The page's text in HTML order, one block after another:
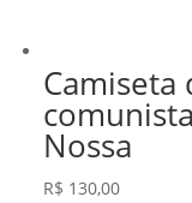
Camiseta
Nossa
R$ 130,00